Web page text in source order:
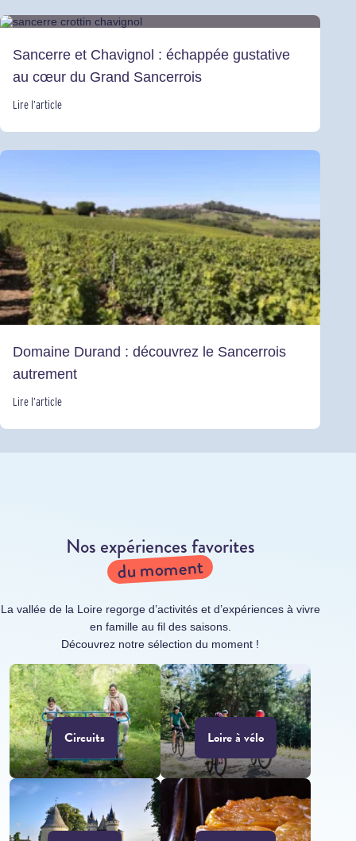
Sancerre et Chavignol : échappée gustative
au cœur du Grand Sancerrois
Lire l’article
Domaine Durand : découvrez le Sancerrois
autrement
Lire l’article
Nos expériences favorites
du moment
La vallée de la Loire regorge d’activités et d’expériences à vivre
en famille au fil des saisons.
Découvrez notre sélection du moment !
Circuits Loire à vélo